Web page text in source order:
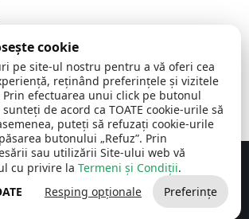
© 2026Toate drepturile rezervate
de Big Media Relații Publice SRL
cookie
pe site-ul nostru pentru a vă oferi cea
reținând preferințele și vizitele
efectuarea unui click pe butonul
sunteți de acord ca TOATE cookie-urile să
puteți să refuzați cookie-urile
butonului „Refuz”. Prin
sau utilizării Site-ului web vă
cu privire la Termeni și Condiții.
Resping opționale Preferințe